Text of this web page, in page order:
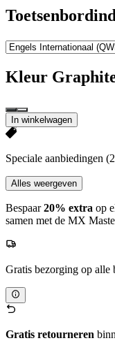
Kleur
In winkelwagen
Speciale aanbiedingen
Alles weergeven
Bespaar20% extra op
samen met de MX
Gratis bezorging op alle
Gratis retourneren